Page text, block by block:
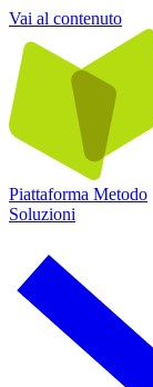
Vai al contenuto
Piattaforma Metodo
Soluzioni